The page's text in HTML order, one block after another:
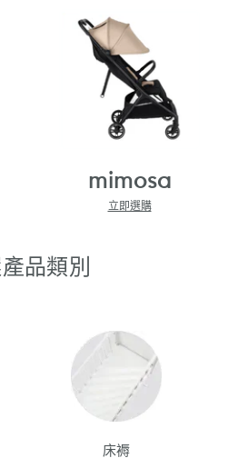
mimosa
立即選購
品類別
床褥